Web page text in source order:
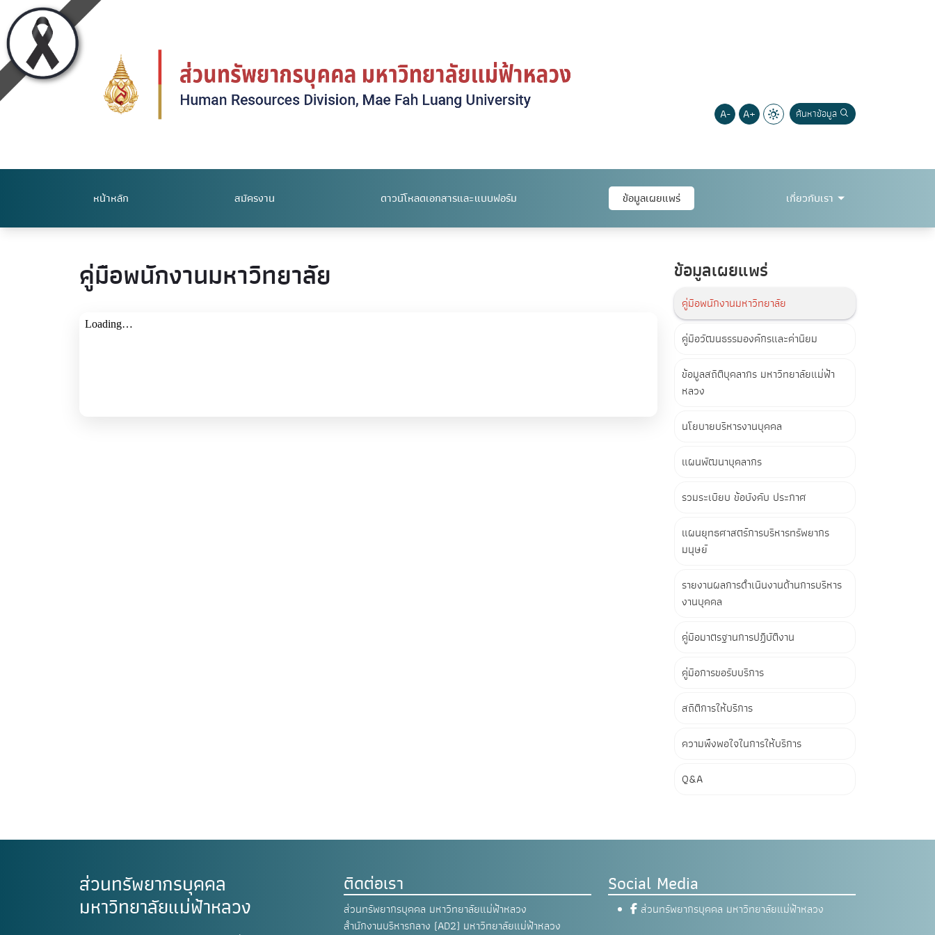
A- A+ ค้นหาข้อมูล
หน้าหลัก สมัครงาน ดาวน์โหลดเอกสารและแบบฟอร์ม ข้อมูลเผยแพร่ เกี่ยวกับเรา
คู่มือพนักงานมหาวิทยาลัย ข้อมูลเผยแพร่
คู่มือพนักงานมหาวิทยาลัย
คู่มือวัฒนธรรมองค์กรและค่านิยม
ข้อมูลสถิติบุคลากร มหาวิทยาลัยแม่ฟ้า
หลวง
นโยบายบริหารงานบุคคล
แผนพัฒนาบุคลากร
รวมระเบียบ ข้อบังคับ ประกาศ
แผนยุทธศาสตร์การบริหารทรัพยากร
มนุษย์
รายงานผลการดำเนินงานด้านการบริหาร
งานบุคคล
คู่มือมาตรฐานการปฏิบัติงาน
คู่มือการขอรับบริการ
สถิติการให้บริการ
ความพึงพอใจในการให้บริการ
Q&A
ส่วนทรัพยากรบุคคล
มหาวิทยาลัยแม่ฟ้าหลวง
ติดต่อเรา
ส่วนทรัพยากรบุคคล มหาวิทยาลัยแม่ฟ้าหลวง
สำนักงานบริหารกลาง (AD2) มหาวิทยาลัยแม่ฟ้าหลวง
Social Media
ส่วนทรัพยากรบุคคล มหาวิทยาลัยแม่ฟ้าหลวง